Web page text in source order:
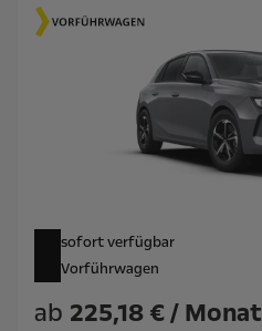
sofort verfügbar
Vorführwagen
ab 225,18 € / Monat